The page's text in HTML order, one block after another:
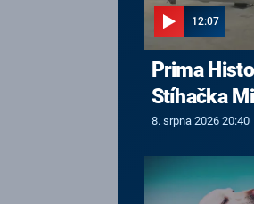
12:07
Prima
Stíhačka
8. srpna 2026 20:40